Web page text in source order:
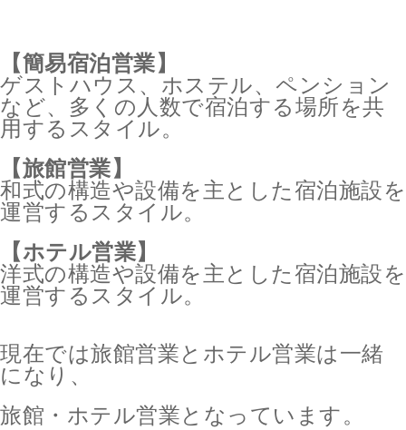
【簡易宿泊営業】
ゲストハウス、ホステル、ペンション
など、多くの人数で宿泊する場所を共
用するスタイル。
【旅館営業】
和式の構造や設備を主とした宿泊施設を
運営するスタイル。
【ホテル営業】
洋式の構造や設備を主とした宿泊施設を
運営するスタイル。
現在では旅館営業とホテル営業は一緒
になり、
旅館・ホテル営業となっています。